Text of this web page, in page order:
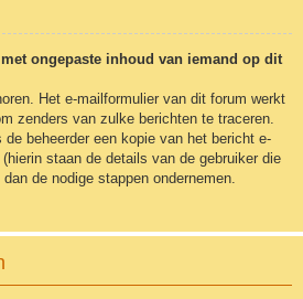
ongepaste inhoud van iemand op dit
Het e-mailformulier van dit forum werkt
zenders van zulke berichten te traceren.
beheerder een kopie van het bericht e-
staan de details van de gebruiker die
de nodige stappen ondernemen.